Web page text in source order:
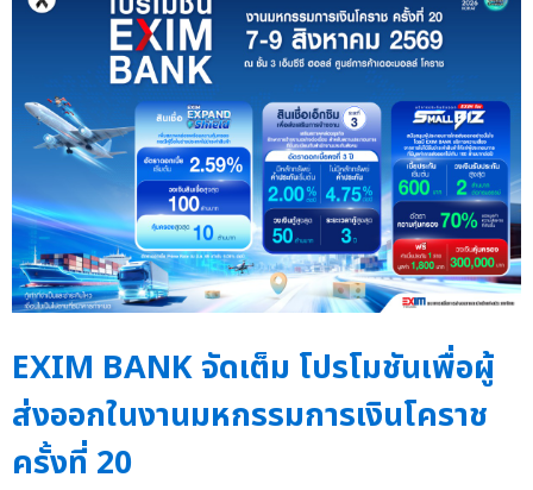
EXIM BANK จัดเต็ม โปรโมชันเพื่อผู้
ส่งออกในงานมหกรรมการเงินโคราช
ครั้งที่ 20